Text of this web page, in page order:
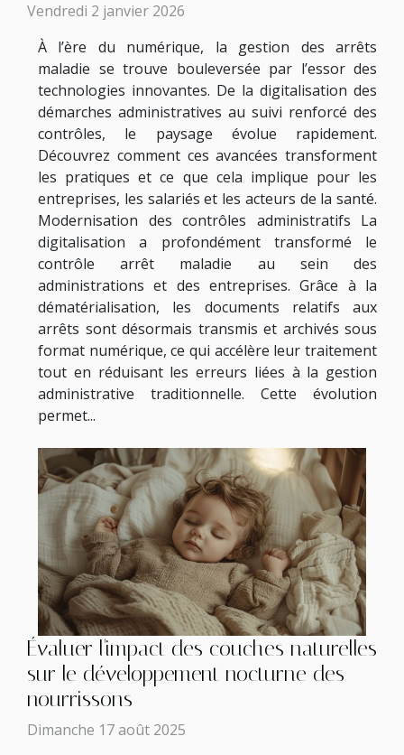
Vendredi 2 janvier 2026
À l’ère du numérique, la gestion des arrêts
maladie se trouve bouleversée par l’essor des
technologies innovantes. De la digitalisation des
démarches administratives au suivi renforcé des
contrôles, le paysage évolue rapidement.
Découvrez comment ces avancées transforment
les pratiques et ce que cela implique pour les
entreprises, les salariés et les acteurs de la santé.
Modernisation des contrôles administratifs La
digitalisation a profondément transformé le
contrôle arrêt maladie au sein des
administrations et des entreprises. Grâce à la
dématérialisation, les documents relatifs aux
arrêts sont désormais transmis et archivés sous
format numérique, ce qui accélère leur traitement
tout en réduisant les erreurs liées à la gestion
administrative traditionnelle. Cette évolution
permet...
Évaluer l'impact des couches naturelles
sur le développement nocturne des
nourrissons
Dimanche 17 août 2025